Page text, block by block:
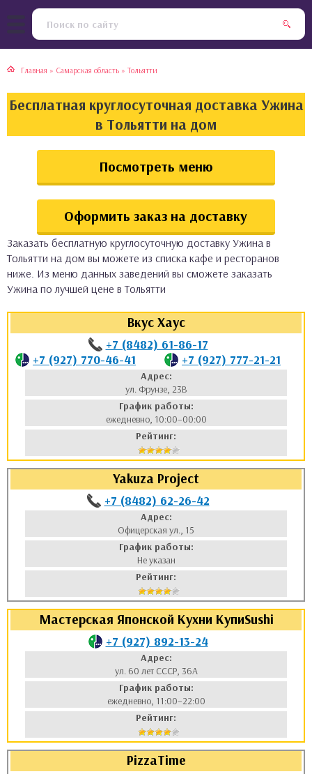
Главная » Самарская область » Тольятти
Бесплатная круглосуточная доставка Ужина
в Тольятти на дом
Посмотреть меню
Оформить заказ на доставку
Заказать бесплатную круглосуточную доставку Ужина в
Тольятти на дом вы можете из списка кафе и ресторанов
ниже. Из меню данных заведений вы сможете заказать
Ужина по лучшей цене в Тольятти
Вкус Хаус
+7 (8482) 61-86-17
+7 (927) 770-46-41
+7 (927) 777-21-21
Адрес:
ул. Фрунзе, 23В
График работы:
ежедневно, 10:00–00:00
Рейтинг:
Yakuza Project
+7 (8482) 62-26-42
Адрес:
Офицерская ул., 15
График работы:
Не указан
Рейтинг:
Мастерская Японской Кухни КупиSushi
+7 (927) 892-13-24
Адрес:
ул. 60 лет СССР, 36А
График работы:
ежедневно, 11:00–22:00
Рейтинг:
PizzaTime
кухня
кухня